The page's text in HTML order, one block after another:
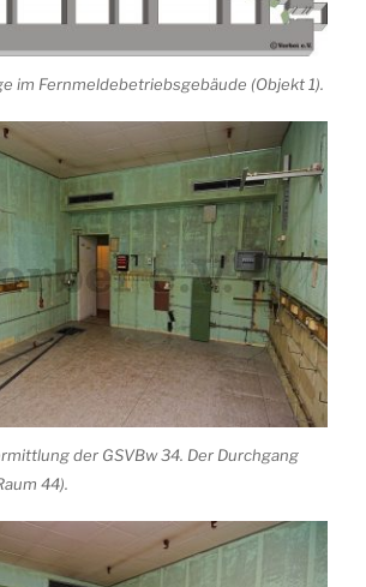
im Fernmeldebetriebsgebäude (Objekt 1).
der GSVBw 34. Der Durchgang
44).